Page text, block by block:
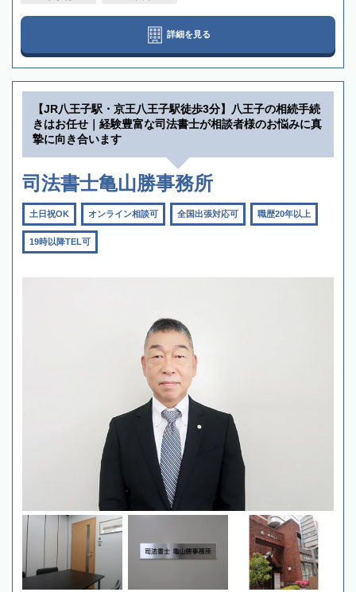
詳細を見る
【JR八王子駅・京王八王子駅徒歩3分】八王子の相続手続
きはお任せ｜経験豊富な司法書士が相談者様のお悩みに真
摯に向き合います
司法書士亀山勝事務所
土日祝OK オンライン相談可 全国出張対応可 職歴20年以上
19時以降TEL可